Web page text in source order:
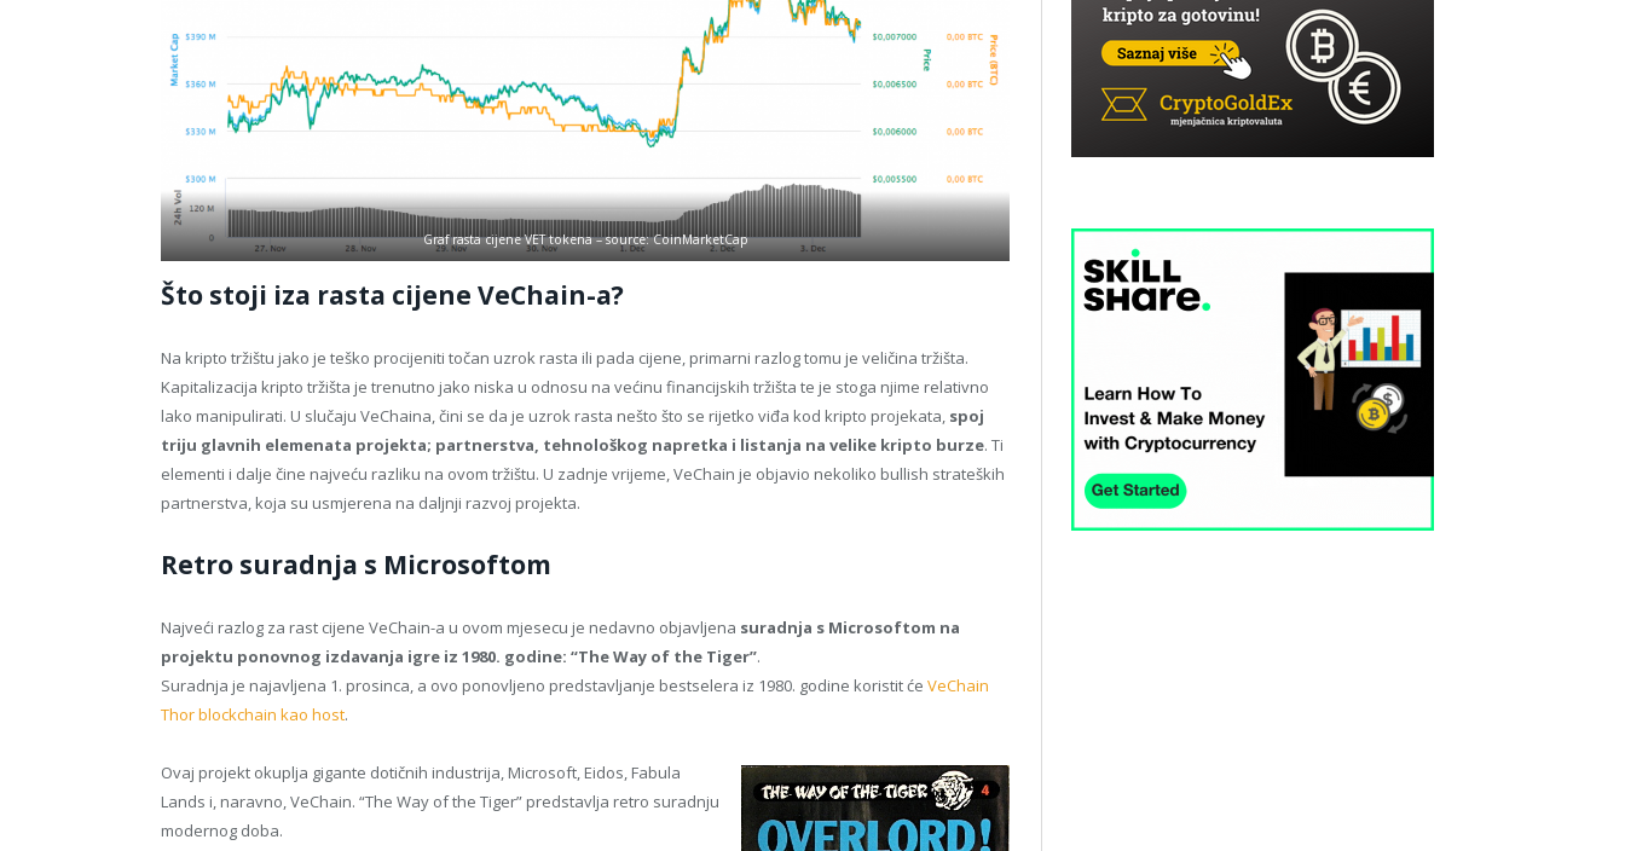
Graf rasta cijene VET tokena – source: CoinMarketCap
Što stoji iza rasta cijene VeChain-a?
Na kripto tržištu jako je teško procijeniti točan uzrok rasta ili pada cijene, primarni razlog tomu je veličina tržišta.
Kapitalizacija kripto tržišta je trenutno jako niska u odnosu na većinu financijskih tržišta te je stoga njime relativno
lako manipulirati. U slučaju VeChaina, čini se da je uzrok rasta nešto što se rijetko viđa kod kripto projekata, spoj
triju glavnih elemenata projekta; partnerstva, tehnološkog napretka i listanja na velike kripto burze. Ti
elementi i dalje čine najveću razliku na ovom tržištu. U zadnje vrijeme, VeChain je objavio nekoliko bullish strateških
partnerstva, koja su usmjerena na daljnji razvoj projekta.
Retro suradnja s Microsoftom
Najveći razlog za rast cijene VeChain-a u ovom mjesecu je nedavno objavljena suradnja s Microsoftom na
projektu ponovnog izdavanja igre iz 1980. godine: “The Way of the Tiger”.
Suradnja je najavljena 1. prosinca, a ovo ponovljeno predstavljanje bestselera iz 1980. godine koristit će VeChain
Thor blockchain kao host.
Ovaj projekt okuplja gigante dotičnih industrija, Microsoft, Eidos, Fabula
Lands i, naravno, VeChain. “The Way of the Tiger” predstavlja retro suradnju
modernog doba.